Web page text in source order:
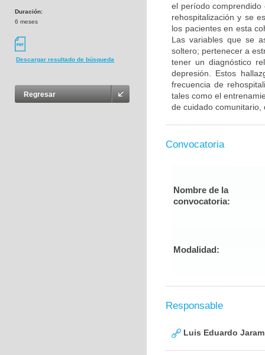
Duración:
6 meses
Descargar resultado de búsqueda
Regresar
el período
rehospitalización y se
los pacientes en esta
Las variables que se
soltero; pertenecer a
tener un diagnóstico
depresión. Estos
frecuencia de
tales como el
de cuidado
Convocatoria
Nombre de la
convocatoria:
Modalidad:
Responsable
Luis Eduardo